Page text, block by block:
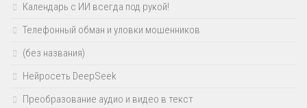
Календарь с ИИ всегда под рукой!
Телефонный обман и уловки мошенников
(без названия)
Нейросеть DeepSeek
Преобразование аудио и видео в текст